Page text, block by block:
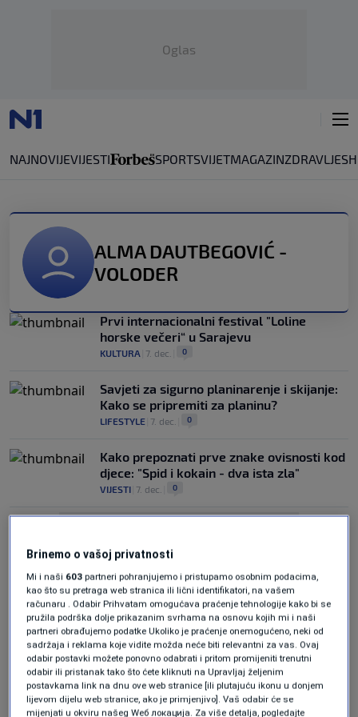
Oglas
NAJNOVIJEVIJESTI SPORTSVIJETMAGAZINZDRAVLJE
ALMA DAUTBEGOVIĆ -
VOLODER
Prvi internacionalni festival "Loline
horske večeri“ u Sarajevu
KULTURA 7. dec. 0
Savjeti za sigurno planinarenje i skijanje:
Kako se pripremiti za planinu?
LIFESTYLE 7. dec. 0
Kako prepoznati prve znake ovisnosti kod
djece: "Spid i kokain - dva ista zla"
VIJESTI 7. dec. 0
Oglas
Brinemo o vašoj privatnosti
Mi i naši 603 partneri pohranjujemo i pristupamo osobnim podacima,
kao što su pretraga web stranica ili lični identifikatori, na vašem
računaru . Odabir Prihvatam omogućava praćenje tehnologije kako bi se
pružila podrška dolje prikazanim svrhama na osnovu kojih mi i naši
partneri obrađujemo podatke Ukoliko je praćenje onemogućeno, neki od
sadržaja i reklama koje vidite možda neće biti relevantni za vas. Ovaj
odabir postavki možete ponovno odabrati i pritom promijeniti trenutni
odabir ili pristanak tako što ćete kliknuti na Upravljaj željenim
postavkama link na dnu ove web stranice [ili plutajuću ikonu u donjem
lijevom dijelu web stranice, ako je primjenjivo]. Vaš odabir će se
mijenjati u okviru našeg Wеб локација. Za više detalja, pogledajte